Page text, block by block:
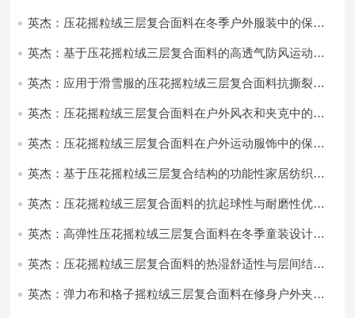
英杰：压花摇粒绒三层复合面料在冬季户外服装中的保暖
英杰：基于压花摇粒绒三层复合面料的高透气防风运动服
英杰：应用于滑雪服的压花摇粒绒三层复合面料抗撕裂与
英杰：压花摇粒绒三层复合面料在户外风衣和夹克中的应
英杰：压花摇粒绒三层复合面料在户外运动服饰中的保暖
英杰：基于压花摇粒绒三层复合结构的功能性家居纺织品
英杰：压花摇粒绒三层复合面料的抗起球性与耐磨性优化
英杰：高弹性压花摇粒绒三层复合面料在冬季童装设计中
英杰：压花摇粒绒三层复合面料的热湿舒适性与层间结合
英杰：弹力布和格子摇粒绒三层复合面料在修身户外夹克